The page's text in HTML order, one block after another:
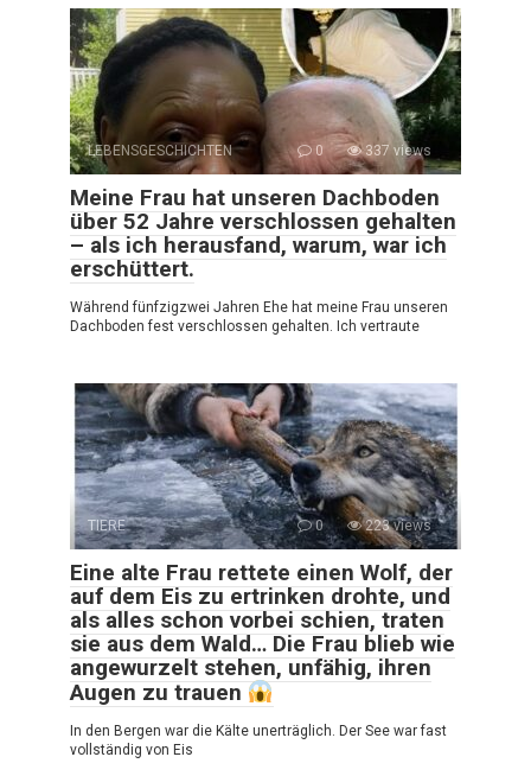
LEBENSGESCHICHTEN 0 337 views
Meine Frau hat unseren Dachboden
über 52 Jahre verschlossen gehalten
– als ich herausfand, warum, war ich
erschüttert.
Während fünfzig­zwei Jahren Ehe hat meine Frau unseren
Dachboden fest verschlossen gehalten. Ich vertraute
TIERE 0 223 views
Eine alte Frau rettete einen Wolf, der
auf dem Eis zu ertrinken drohte, und
als alles schon vorbei schien, traten
sie aus dem Wald… Die Frau blieb wie
angewurzelt stehen, unfähig, ihren
Augen zu trauen
In den Bergen war die Kälte unerträglich. Der See war fast
vollständig von Eis